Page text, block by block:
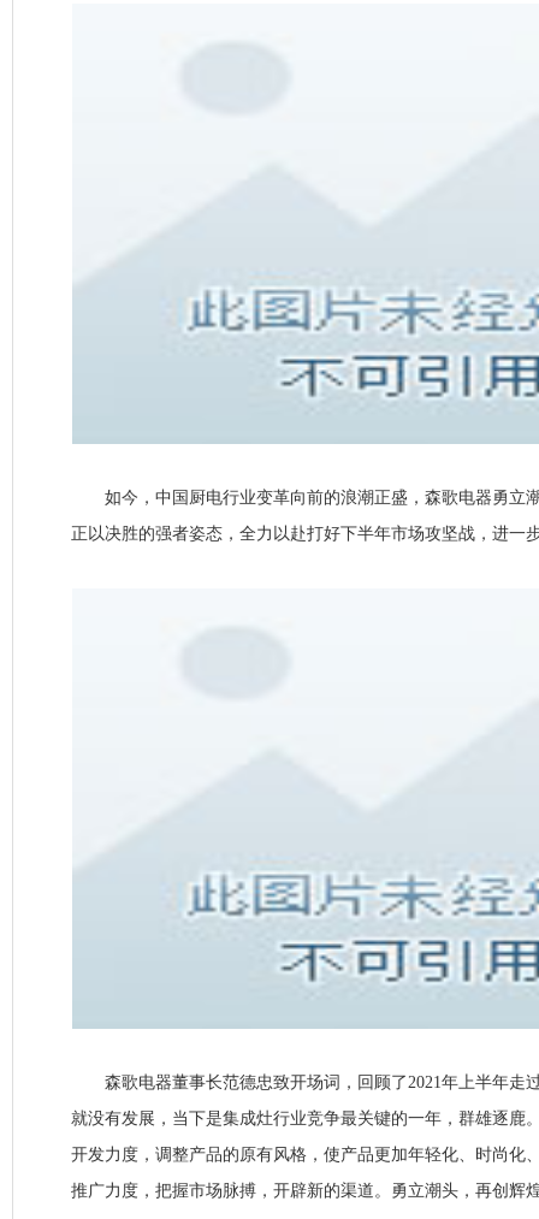
如今，中国厨电行业变革向前的浪潮正盛，森歌电器勇立
正以决胜的强者姿态，全力以赴打好下半年市场攻坚战，进一
森歌电器董事长范德忠致开场词，回顾了2021年上半年走
就没有发展，当下是集成灶行业竞争最关键的一年，群雄逐鹿
开发力度，调整产品的原有风格，使产品更加年轻化、时尚化
推广力度，把握市场脉搏，开辟新的渠道。勇立潮头，再创辉